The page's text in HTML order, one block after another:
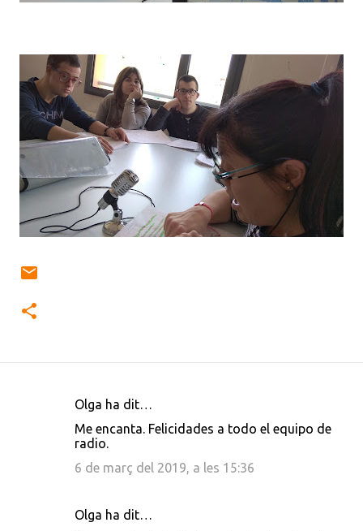
Olga ha dit…
Me encanta. Felicidades a todo el equipo de
radio.
6 de març del 2019, a les 15:36
Olga ha dit…